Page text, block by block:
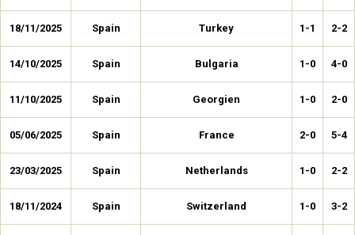
18/11/2025 Spain Turkey 1-1 2-2
14/10/2025 Spain Bulgaria 1-0 4-0
11/10/2025 Spain Georgien 1-0 2-0
05/06/2025 Spain France 2-0 5-4
23/03/2025 Spain Netherlands 1-0 2-2
18/11/2024 Spain Switzerland 1-0 3-2